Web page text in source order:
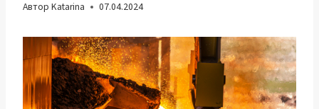
Автор Katarina 07.04.2024